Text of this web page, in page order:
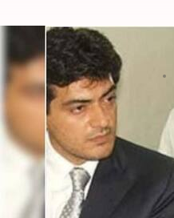
நடிகர்
எழுதியவர் Venkatalakshmi V
செய்தி முன்னோட்டம்
நடிகர் அஜித்
-
அவர்களை விட,
தம்பதிகளின்